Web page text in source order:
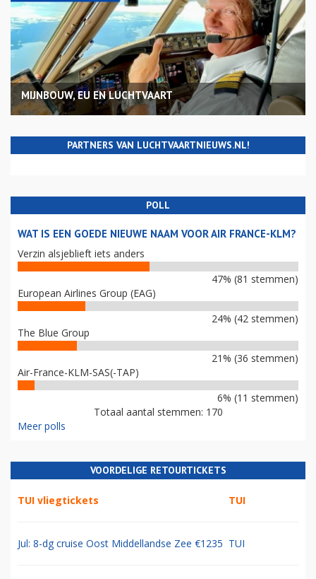
MIJNBOUW, EU EN LUCHTVAART
PARTNERS VAN LUCHTVAARTNIEUWS.NL!
POLL
WAT IS EEN GOEDE NIEUWE NAAM VOOR AIR FRANCE-KLM?
Verzin alsjeblieft iets anders
47% (81 stemmen)
European Airlines Group (EAG)
24% (42 stemmen)
The Blue Group
21% (36 stemmen)
Air-France-KLM-SAS(-TAP)
6% (11 stemmen)
Totaal aantal stemmen: 170
Meer polls
VOORDELIGE RETOURTICKETS
TUI vliegtickets TUI
Jul: 8-dg cruise Oost Middellandse Zee €1235 TUI